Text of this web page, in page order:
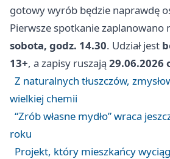
gotowy wyrób będzie naprawdę
Pierwsze spotkanie zaplanowano
sobota, godz. 14.30. Udział jest
13+, a zapisy ruszają 29.06.2026
Z naturalnych tłuszczów,
wielkiej chemii
“Zrób własne mydło” wraca
roku
Projekt, który mieszkańcy